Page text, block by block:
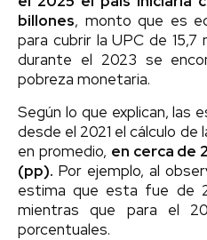
billones, monto que es
para cubrir la UPC de
durante el 2023 se
pobreza monetaria.
Según lo que explican, las
desde el 2021 el cálculo
en promedio, en cerca de
(pp). Por ejemplo, al
estima que esta fue de
mientras que para el
porcentuales.